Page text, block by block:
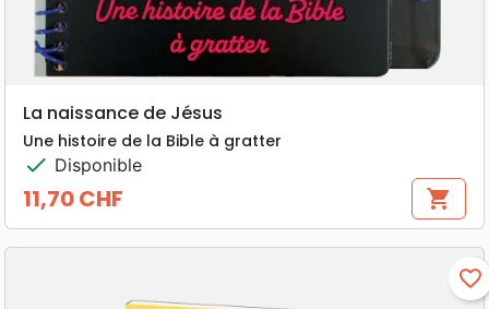
La naissance de Jésus
Une histoire de la Bible à gratter
check Disponible
Prix
11,70 CHF shopping_cart
favorite_border